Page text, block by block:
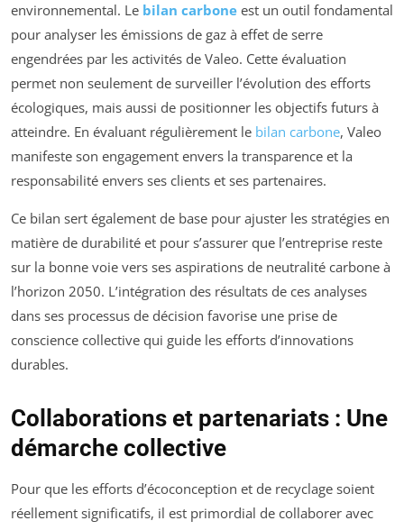
environnemental. Le bilan carbone est un outil fondamental
pour analyser les émissions de gaz à effet de serre
engendrées par les activités de Valeo. Cette évaluation
permet non seulement de surveiller l’évolution des efforts
écologiques, mais aussi de positionner les objectifs futurs à
atteindre. En évaluant régulièrement le bilan carbone, Valeo
manifeste son engagement envers la transparence et la
responsabilité envers ses clients et ses partenaires.
Ce bilan sert également de base pour ajuster les stratégies en
matière de durabilité et pour s’assurer que l’entreprise reste
sur la bonne voie vers ses aspirations de neutralité carbone à
l’horizon 2050. L’intégration des résultats de ces analyses
dans ses processus de décision favorise une prise de
conscience collective qui guide les efforts d’innovations
durables.
Collaborations et partenariats : Une
démarche collective
Pour que les efforts d’écoconception et de recyclage soient
réellement significatifs, il est primordial de collaborer avec